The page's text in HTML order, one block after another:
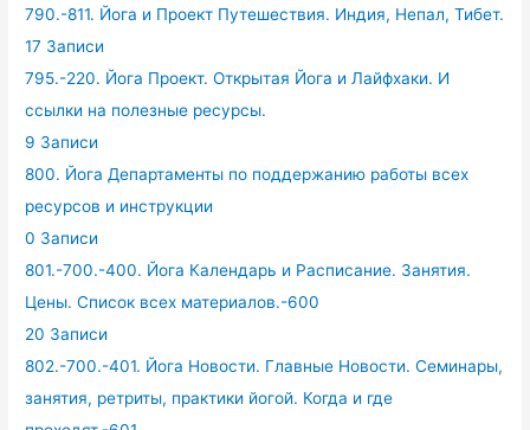
790.-811. Йога и Проект Путешествия. Индия, Непал, Тибет.
17 Записи
795.-220. Йога Проект. Открытая Йога и Лайфхаки. И
ссылки на полезные ресурсы.
9 Записи
800. Йога Департаменты по поддержанию работы всех
ресурсов и инструкции
0 Записи
801.-700.-400. Йога Календарь и Расписание. Занятия.
Цены. Список всех материалов.-600
20 Записи
802.-700.-401. Йога Новости. Главные Новости. Семинары,
занятия, ретриты, практики йогой. Когда и где